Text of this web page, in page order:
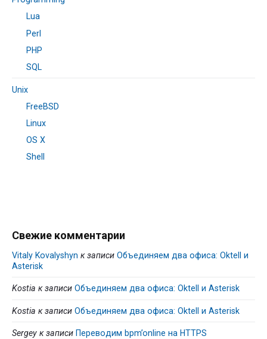
Lua
Perl
PHP
SQL
Unix
FreeBSD
Linux
OS X
Shell
Свежие комментарии
Vitaly Kovalyshyn к записи Объединяем два офиса: Oktell и
Asterisk
Kostia к записи Объединяем два офиса: Oktell и Asterisk
Kostia к записи Объединяем два офиса: Oktell и Asterisk
Sergey к записи Переводим bpm’online на HTTPS